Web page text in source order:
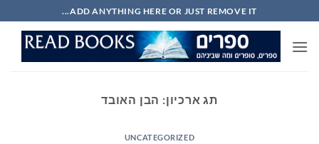
to
content
ADD ANYTHING HERE OR JUST REMOVE IT...
תג ארכיון: הבן האובד
UNCATEGORIZED